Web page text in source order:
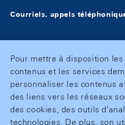
Courriels, appels
Pour mettre à disposition
contenus et les services
personnaliser les contenus
des liens vers les réseaux
des cookies, des outils
technologies. De plus, son